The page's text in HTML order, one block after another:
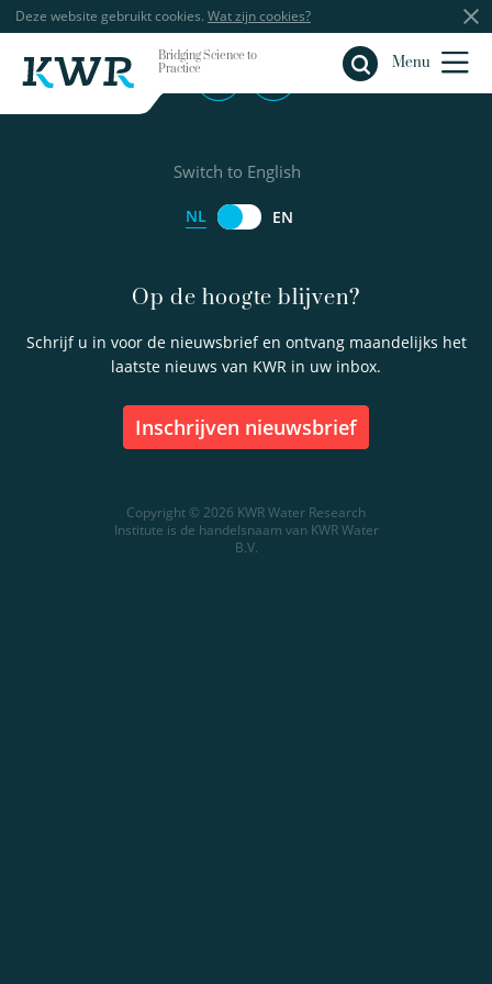
Deze website gebruikt cookies. Wat zijn cookies?
Bridging Science to
Practice
Menu
Sluiten
Op de hoogte blijven?
Schrijf u in voor de nieuwsbrief en ontvang maandelijks het
laatste nieuws van KWR in uw inbox.
inschrijven nieuwsbrief
Switch to English
NL EN
Copyright © 2026 KWR Water Research
Institute is de handelsnaam van KWR Water
B.V.